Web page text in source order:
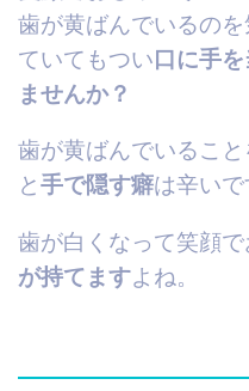
歯が黄ばんでいるの
ていてもつい口に手
ませんか？
歯が黄ばんでいるこ
と手で隠す癖は辛いで
歯が白くなって笑顔で
が持てますよね。